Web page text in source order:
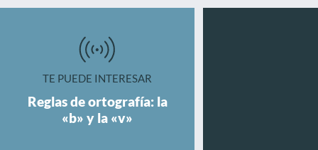
TE PUEDE INTERESAR
Reglas de ortografía: la
«b» y la «v»